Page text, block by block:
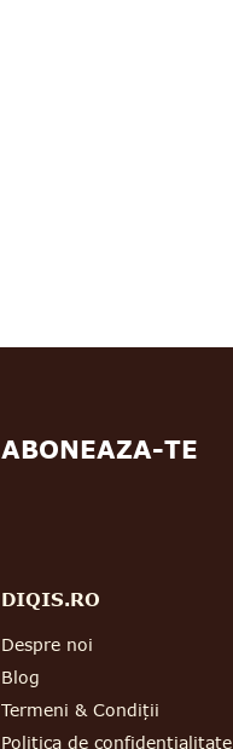
ABONEAZA-TE
DIQIS.RO
Despre noi
Blog
Termeni & Condiții
Politica de confidențialitate